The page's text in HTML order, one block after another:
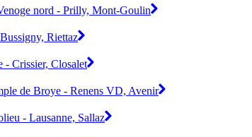
nord - Prilly, Mont-Goulin
Riettaz
- Crissier, Closalet
de Broye - Renens VD, Avenir
- Lausanne, Sallaz